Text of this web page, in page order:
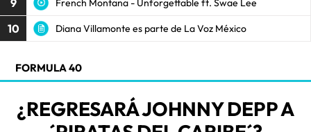
9 French Montana - Unforgettable ft. Swae Lee
10 Diana Villamonte es parte de La Voz México
FORMULA 40
¿REGRESARÁ JOHNNY DEPP A